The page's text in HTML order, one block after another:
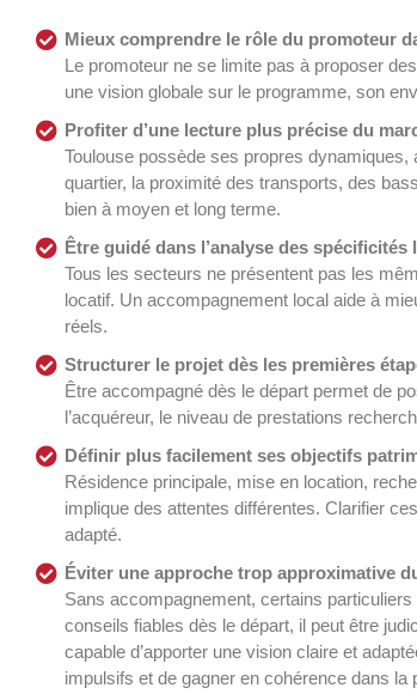
Mieux comprendre le rôle du promoteur
Le promoteur ne se limite pas à proposer
une vision globale sur le programme, son
Profiter d’une lecture plus précise du
Toulouse possède ses propres dynamiques,
quartier, la proximité des transports, des
bien à moyen et long terme.
Être guidé dans l’analyse des spécificités
Tous les secteurs ne présentent pas les
locatif. Un accompagnement local aide à
réels.
Structurer le projet dès les premières
Être accompagné dès le départ permet de
l’acquéreur, le niveau de prestations
Définir plus facilement ses objectifs
Résidence principale, mise en location,
implique des attentes différentes. Clarifier
adapté.
Éviter une approche trop approximative
Sans accompagnement, certains
conseils fiables dès le départ, il peut être
capable d’apporter une vision claire et
impulsifs et de gagner en cohérence dans la